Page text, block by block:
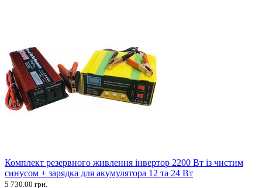
Комплект резервного живлення інвертор 2200 Вт із чистим
синусом + зарядка для акумулятора 12 та 24 Вт
5 730.00 грн.